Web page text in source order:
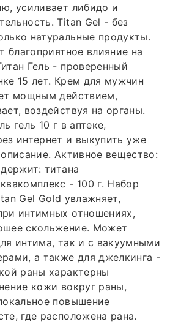
усиливает либидо и
Titan Gel - без
натуральные продукты.
благоприятное влияние на
Гель - проверенный
15 лет. Крем для мужчин
мощным действием,
воздействуя на органы.
гель 10 г в аптеке,
интернет и выкупить уже
Активное вещество:
титана
- 100 г. Набор
Gel Gold увлажняет,
интимных отношениях,
скольжение. Может
интима, так и с вакуумными
а также для джелкинга -
раны характерны
кожи вокруг раны,
повышение
где расположена рана.